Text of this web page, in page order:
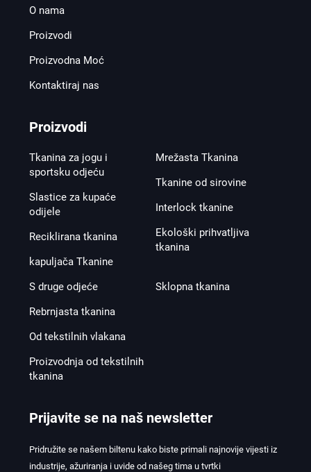
O nama
Proizvodi
Proizvodna Moć
Kontaktiraj nas
Proizvodi
Tkanina za jogu i
sportsku odjeću
Slastice za kupaće
odijele
Reciklirana tkanina
kapuljača Tkanine
Mrežasta Tkanina
Tkanine od sirovine
Interlock tkanine
Ekološki prihvatljiva
tkanina
S druge odjeće
Rebrnjasta tkanina
Od tekstilnih vlakana
Proizvodnja od tekstilnih
tkanina
Sklopna tkanina
Prijavite se na naš newsletter
Pridružite se našem biltenu kako biste primali najnovije vijesti iz
industrije, ažuriranja i uvide od našeg tima u tvrtki